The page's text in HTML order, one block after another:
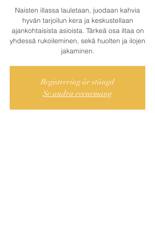
Naisten illassa lauletaan, juodaan kahvia
hyvän tarjoilun kera ja keskustellaan
ajankohtaisista asioista. Tärkeä osa iltaa on
yhdessä rukoileminen, sekä huolten ja ilojen
jakaminen.
Registrering är stängd
Se andra evenemang